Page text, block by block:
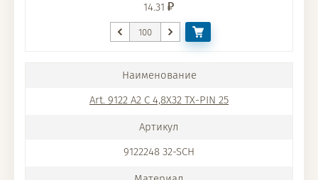
14.31
Art. 9122 A2 C 4,8X32 TX-PIN 25
9122248 32-SCH